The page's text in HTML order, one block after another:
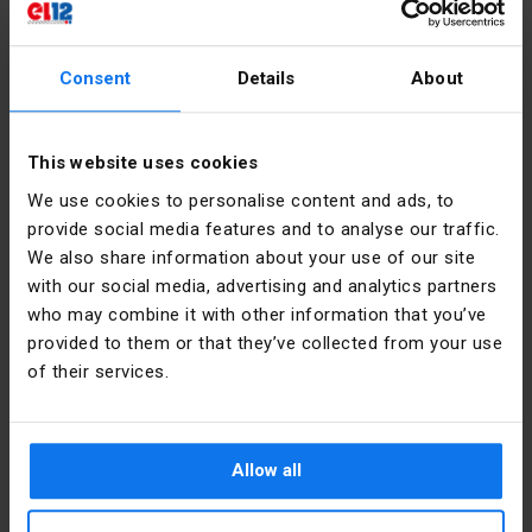
Consent Details About
This website uses cookies
We use cookies to personalise content and ads, to
provide social media features and to analyse our traffic.
We also share information about your use of our site
with our social media, advertising and analytics partners
who may combine it with other information that you’ve
provided to them or that they’ve collected from your use
of their services.
Allow all
Entrée de câble optimale avec protection anti-torsion
(joint à membrane)
de câble)
< li>Démontage facile du corps
Montage et démontage faciles de la section de courant
Collier de câble interne
Éléments de serrage faciles à utiliser
Tous les vis sont facilement accessibles d'un côté
Borne PE placée au centre (pas besoin de raccourcir les
Entrée de câble en entonnoir
Longueur
[mm]
Matériel
Boîtier :
Insert :
Polyamide
Tension
nominale [V]
230
Courant
16
Famille TAUREAU2
Niveau de
IP54
Détails du fabricant
Producteur
PCE Polska
Sp. z o.o.
E-mail pce@pce.pl